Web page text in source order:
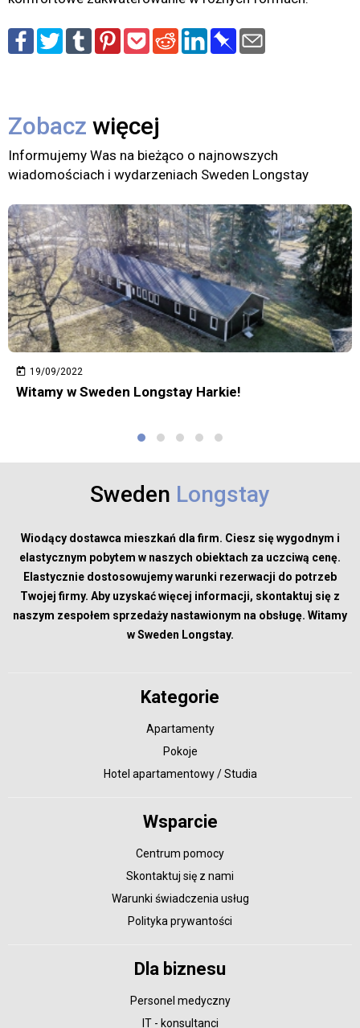
Zobacz więcej
Informujemy Was na bieżąco o najnowszych
wiadomościach i wydarzeniach Sweden Longstay
19/09/2022
Witamy w Sweden Longstay Harkie!
Sweden Longstay
Wiodący dostawca mieszkań dla firm. Ciesz się wygodnym i
elastycznym pobytem w naszych obiektach za uczciwą cenę.
Elastycznie dostosowujemy warunki rezerwacji do potrzeb
Twojej firmy. Aby uzyskać więcej informacji, skontaktuj się z
naszym zespołem sprzedaży nastawionym na obsługę. Witamy
w Sweden Longstay.
Kategorie
Apartamenty
Pokoje
Hotel apartamentowy / Studia
Wsparcie
Centrum pomocy
Skontaktuj się z nami
Warunki świadczenia usług
Polityka prywantości
Dla biznesu
Personel medyczny
IT - konsultanci